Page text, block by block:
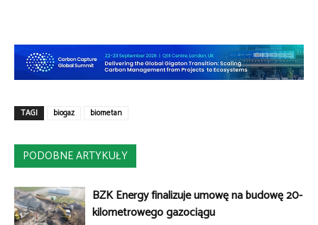
TAGI biogaz biometan
PODOBNE ARTYKUŁY
BZK Energy finalizuje umowę na budowę 20-
kilometrowego gazociągu